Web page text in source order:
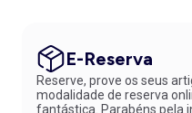
design, aptos para usar
Assim, versões com renda ou
comovestido para batizado,
cariz mais básico,
E-Reserva
Reserve, prove os seus
modalidade de reserva
fantástica. Parabéns pela